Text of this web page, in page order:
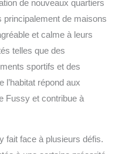
de nouveaux quartiers
principalement de maisons
et calme à leurs
telles que des
sportifs et des
répond aux
Fussy et contribue à
fait face à plusieurs défis.